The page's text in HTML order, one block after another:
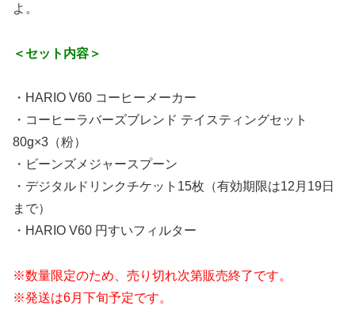
よ。
＜セット内容＞
・HARIO V60 コーヒーメーカー
・コーヒーラバーズブレンド テイスティングセット
80g×3（粉）
・ビーンズメジャースプーン
・デジタルドリンクチケット15枚（有効期限は12月19日
まで）
・HARIO V60 円すいフィルター
※数量限定のため、売り切れ次第販売終了です。
※発送は6月下旬予定です。